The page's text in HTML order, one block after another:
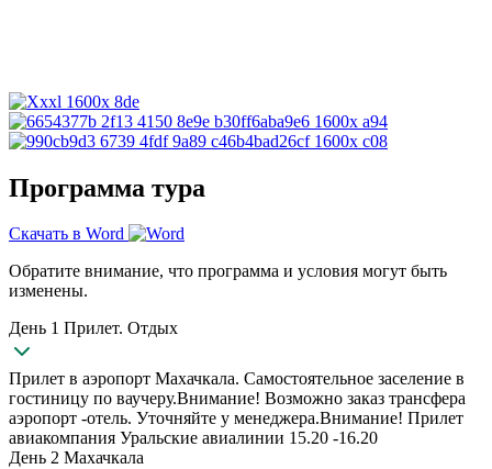
Программа тура
Скачать в Word
Обратите внимание, что программа и условия могут быть
изменены.
День 1 Прилет. Отдых
Прилет в аэропорт Махачкала. Самостоятельное заселение в
гостиницу по ваучеру.Внимание! Возможно заказ трансфера
аэропорт -отель. Уточняйте у менеджера.Внимание! Прилет
авиакомпания Уральские авиалинии 15.20 -16.20
День 2 Махачкала